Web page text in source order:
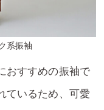
系振袖
おすすめの振袖で
ているため、可愛